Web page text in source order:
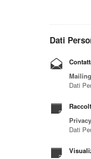
Dati
Dati
Dati